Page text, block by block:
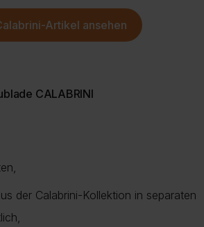
Artikel ansehen
CALABRINI
der Calabrini-Kollektion in separaten